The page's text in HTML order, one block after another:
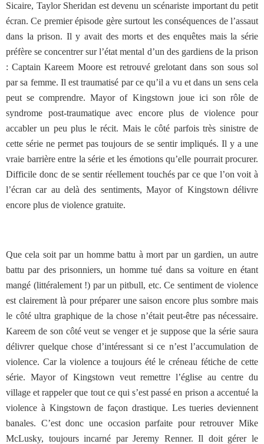
Sicaire, Taylor Sheridan est devenu un scénariste important du petit
écran. Ce premier épisode gère surtout les conséquences de l’assaut
dans la prison. Il y avait des morts et des enquêtes mais la série
préfère se concentrer sur l’état mental d’un des gardiens de la prison
: Captain Kareem Moore est retrouvé grelotant dans son sous sol
par sa femme. Il est traumatisé par ce qu’il a vu et dans un sens cela
peut se comprendre. Mayor of Kingstown joue ici son rôle de
syndrome post-traumatique avec encore plus de violence pour
accabler un peu plus le récit. Mais le côté parfois très sinistre de
cette série ne permet pas toujours de se sentir impliqués. Il y a une
vraie barrière entre la série et les émotions qu’elle pourrait procurer.
Difficile donc de se sentir réellement touchés par ce que l’on voit à
l’écran car au delà des sentiments, Mayor of Kingstown délivre
encore plus de violence gratuite.
Que cela soit par un homme battu à mort par un gardien, un autre
battu par des prisonniers, un homme tué dans sa voiture en étant
mangé (littéralement !) par un pitbull, etc. Ce sentiment de violence
est clairement là pour préparer une saison encore plus sombre mais
le côté ultra graphique de la chose n’était peut-être pas nécessaire.
Kareem de son côté veut se venger et je suppose que la série saura
délivrer quelque chose d’intéressant si ce n’est l’accumulation de
violence. Car la violence a toujours été le créneau fétiche de cette
série. Mayor of Kingstown veut remettre l’église au centre du
village et rappeler que tout ce qui s’est passé en prison a accentué la
violence à Kingstown de façon drastique. Les tueries deviennent
banales. C’est donc une occasion parfaite pour retrouver Mike
McLusky, toujours incarné par Jeremy Renner. Il doit gérer le